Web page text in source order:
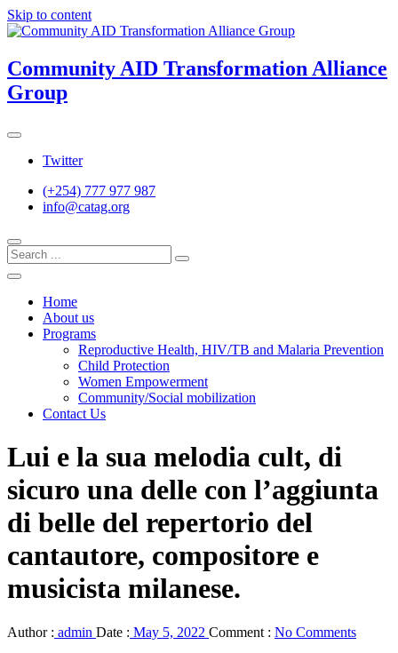
Skip to content
Community AID Transformation Alliance
Group
Twitter
(+254) 777 977 987
info@catag.org
Home
About us
Programs
Reproductive Health, HIV/TB and Malaria Prevention
Child Protection
Women Empowerment
Community/Social mobilization
Contact Us
Lui e la sua melodia cult, di
sicuro una delle con l’aggiunta
di belle del repertorio del
cantautore, compositore e
musicista milanese.
Author : admin Date : May 5, 2022 Comment : No Comments